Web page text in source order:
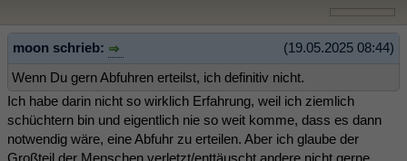
(19.05.2025 08:44)
moon schrieb:
Wenn Du gern Abfuhren erteilst, ich definitiv nicht.
Ich habe darin nicht so wirklich Erfahrung, weil ich ziemlich
schüchtern bin und eigentlich nie so weit komme, dass es dann
notwendig wäre, eine Abfuhr zu erteilen. Aber ich glaube der
Großteil der Menschen verletzt/enttäuscht andere nicht gerne.